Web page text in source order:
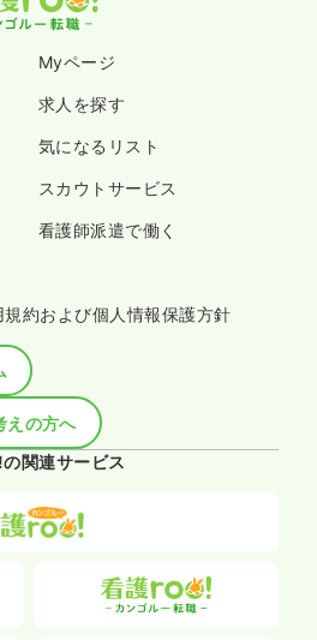
Myページ
求人を探す
気になるリスト
スカウトサービス
看護師派遣で働く
約および個人情報保護方針
えの方へ
関連サービス